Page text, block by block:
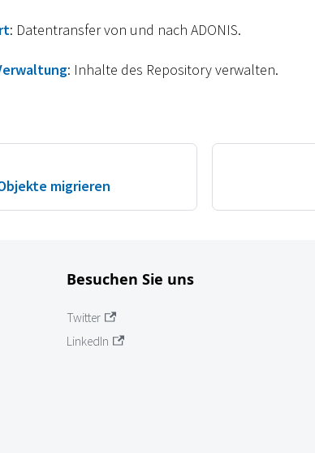
: Datentransfer von und nach ADONIS.
: Inhalte des Repository verwalten.
migrieren
Besuchen Sie uns
Twitter
LinkedIn